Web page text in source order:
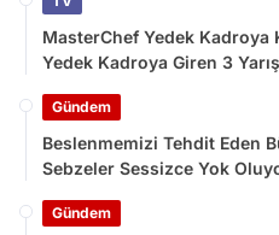
MasterChef Yedek Kadroya
Yedek Kadroya Giren 3
Gündem
Beslenmemizi Tehdit Eden
Sebzeler Sessizce Yok
Gündem